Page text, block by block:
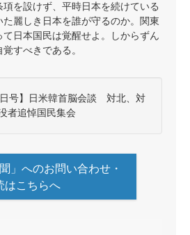
を設けず、平時日本を続けている
麗しき日本を誰が守るのか。関東
日本国民は覚醒せよ。しからずん
すべきである。
日号】日米韓首脳会談 対北、対
者追悼国民集会
」へのお問い合わせ・
はこちらへ